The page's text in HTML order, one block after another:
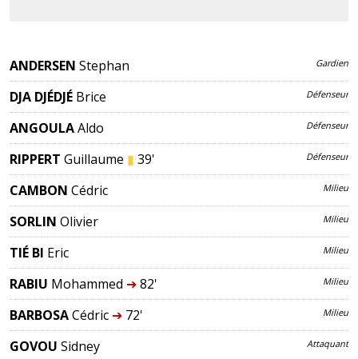
ANDERSEN Stephan Gardien
DJA DJÉDJÉ Brice Défenseur
ANGOULAAldo Défenseur
RIPPERT Guillaume ▮ 39' Défenseur
CAMBON Cédric Milieu
SORLIN Olivier Milieu
TIÉ BI Eric Milieu
RABIU Mohammed ➔82' Milieu
BARBOSACédric ➔72' Milieu
GOVOU Sidney Attaquant